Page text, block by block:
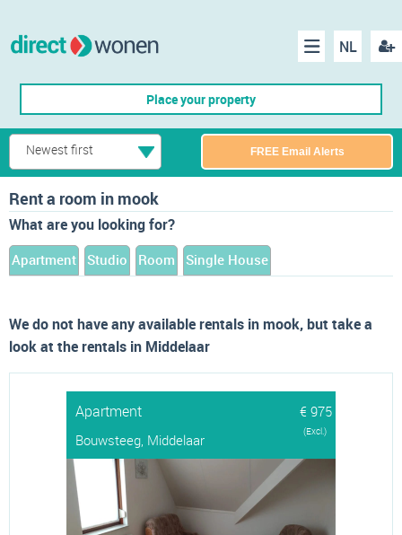
NL
Menu
Place your property
Newest first FREE Email Alerts
Rent a room in mook
What are you looking for?
Apartment Studio Room Single House
We do not have any available rentals in mook, but take a
look at the rentals in Middelaar
Apartment
€ 975
Bouwsteeg, Middelaar
(Excl.)